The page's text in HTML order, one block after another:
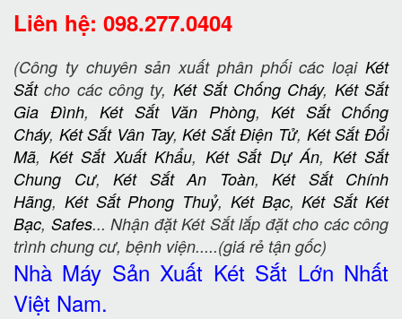
Liên hệ: 098.277.0404
(Công ty chuyên sản xuất phân phối các loại Két
Sắtcho các công ty, Két Sắt Chống Cháy, Két Sắt
Gia Đình, Két Sắt Văn Phòng, Két Sắt Chống
Cháy, Két Sắt Vân Tay,Két Sắt Điện Tử, Két Sắt Đổi
Mã, Két Sắt Xuất Khẩu, Két Sắt Dự Án, Két Sắt
Chung Cư, Két Sắt An Toàn, Két Sắt Chính
Hãng, Két Sắt Phong Thuỷ, Két Bạc,Két Sắt Két
Bạc, Safes... Nhận đặt Két Sắt lắp đặt cho các công
trình chung cư, bệnh viện.....(giá rẻ tận gốc)
Nhà Máy Sản Xuất Két Sắt Lớn Nhất
Việt Nam.